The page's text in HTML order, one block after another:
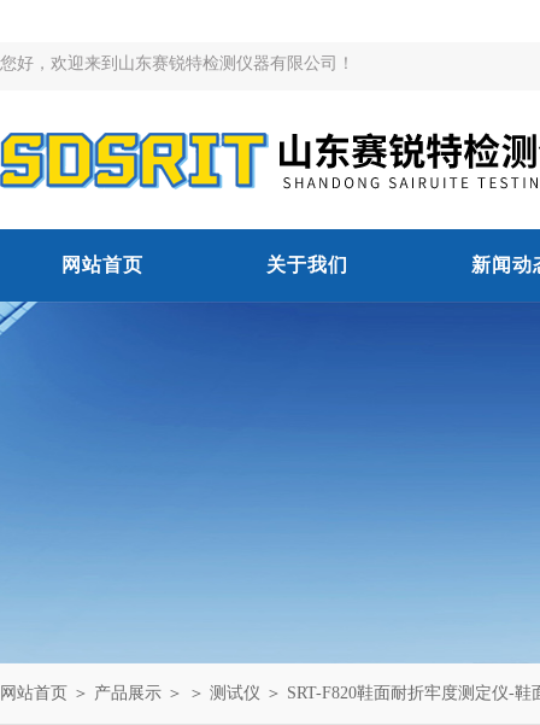
您好，欢迎来到山东赛锐特检测仪器有限公司！
网站首页 关于我们 新闻动
网站首页 ＞ 产品展示 ＞ ＞ 测试仪 ＞ SRT-F820鞋面耐折牢度测定仪-鞋